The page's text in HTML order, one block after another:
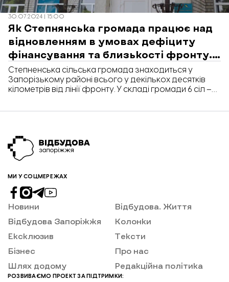
30.07.2024 | 15:00
Як Степнянська громада працює над
відновленням в умовах дефіциту
фінансування та близькості фронту.
ФОТОРЕПОРТАЖ
Степненська сільська громада знаходиться у
Запорізькому районі всього у декількох десятків
кілометрів від лінії фронту. У складі громади 6 сіл –
Новостепнянське, Черепівське; 2 селища – Ростуще
обстріли. Внаслідок атак гинули люди, були
пошкоджені приватні та адміністративні будівлі,
серед яких і заклади освіти. Як Степнянська громада
фінансування та близькості фронту у
фоторепортажі «Відбудови. Запоріжжя».
МИ У СОЦМЕРЕЖАХ
Новини
Відбудова Запоріжжя
Ексклюзив
Бізнес
Шлях додому
Відбудова. Життя
Колонки
Тексти
Про нас
Редакційна політика
РОЗВИВАЄМО ПРОЕКТ ЗА ПІДТРИМКИ: